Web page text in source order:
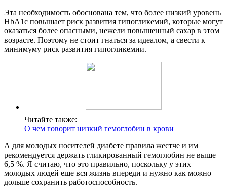
Эта необходимость обоснована тем, что более низкий уровень
НbА1с повышает риск развития гипогликемий, которые могут
оказаться более опасными, нежели повышенный сахар в этом
возрасте. Поэтому не стоит гнаться за идеалом, а свести к
минимуму риск развития гипогликемии.
Читайте также:
О чем говорит низкий гемоглобин в крови
А для молодых носителей диабете правила жестче и им
рекомендуется держать гликированный гемоглобин не выше
6,5 %. Я считаю, что это правильно, поскольку у этих
молодых людей еще вся жизнь впереди и нужно как можно
дольше сохранить работоспособность.